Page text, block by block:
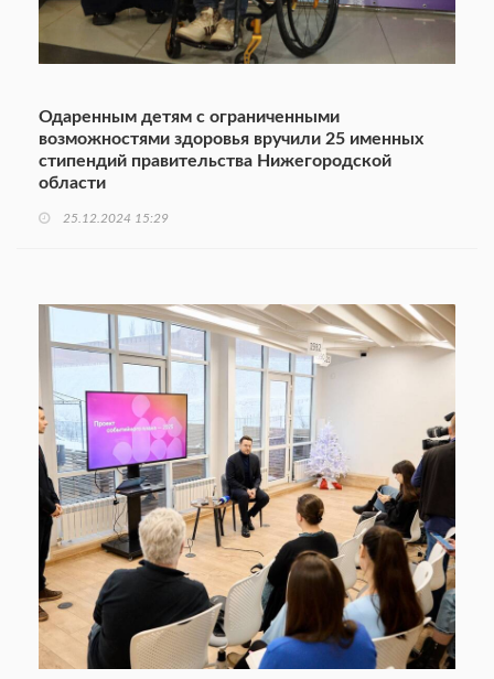
Одаренным детям с ограниченными
возможностями здоровья вручили 25 именных
стипендий правительства Нижегородской
области
25.12.2024 15:29